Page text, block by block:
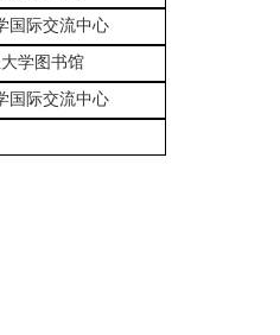
国际交流中心
学图书馆
国际交流中心